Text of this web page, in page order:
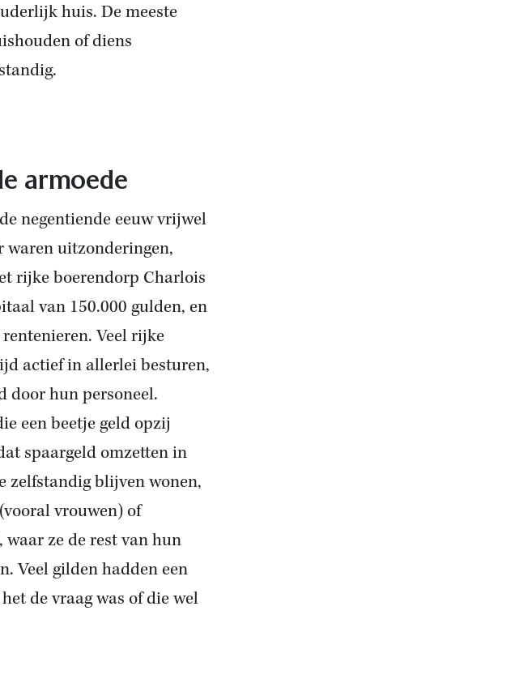
huis. De meeste
of diens
armoede
negentiende eeuw vrijwel
waren uitzonderingen,
rijke boerendorp Charlois
van 150.000 gulden, en
Veel rijke
actief in allerlei besturen,
door hun personeel.
een beetje geld opzij
spaargeld omzetten in
zelfstandig blijven wonen,
vrouwen) of
ze de rest van hun
Veel gilden hadden een
de vraag was of die wel